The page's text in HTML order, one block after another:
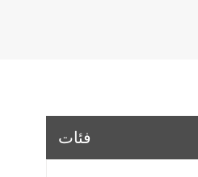
فئات